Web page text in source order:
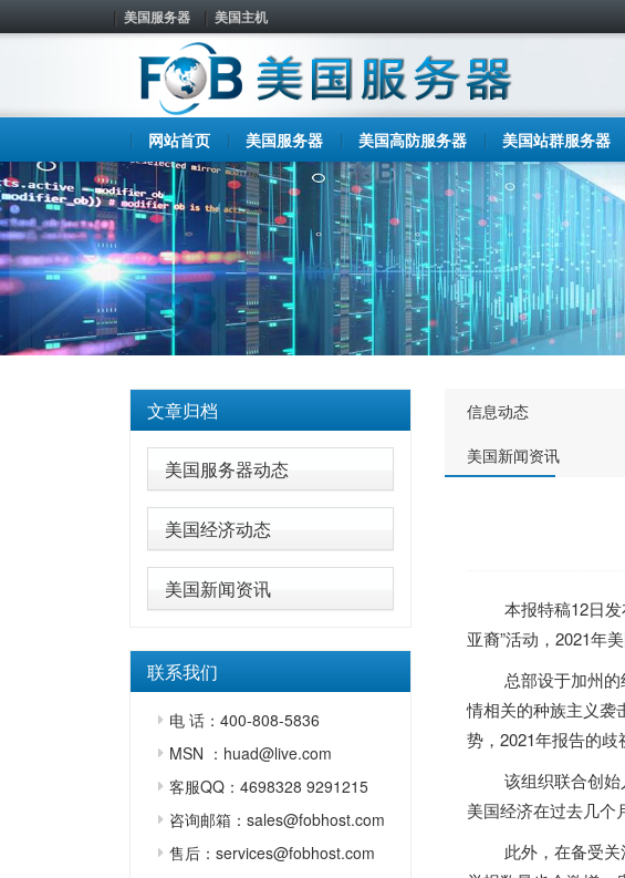
美国服务器 美国主机
网站首页 美国服务器 美国高防服务器 美国站群服务器
文章归档
美国服务器动态
美国经济动态
美国新闻资讯
联系我们
电 话：400-808-5836
MSN ：huad@live.com
客服QQ：4698328 9291215
咨询邮箱：sales@fobhost.com
售后：services@fobhost.com
信息动态
美国新闻资讯
本报特稿12日发
亚裔”活动，2021年
总部设于加州的组
情相关的种族主义袭
势，2021年报告的歧
该组织联合创始人
美国经济在过去几个
此外，在备受关注